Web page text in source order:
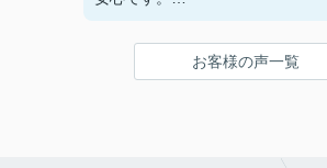
たは、一度相談されてみてくだ
お客様の声一覧